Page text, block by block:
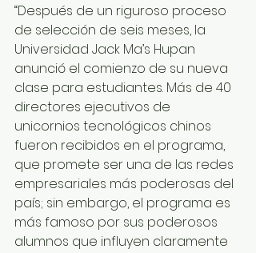
“Después de un riguroso proceso
de selección de seis meses, la
Universidad Jack Ma’s Hupan
anunció el comienzo de su nueva
clase para estudiantes. Más de 40
directores ejecutivos de
unicornios tecnológicos chinos
fueron recibidos en el programa,
que promete ser una de las redes
empresariales más poderosas del
país; sin embargo, el programa es
más famoso por sus poderosos
alumnos que influyen claramente